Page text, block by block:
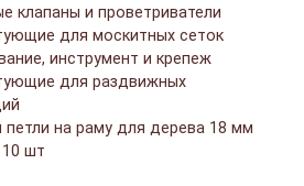
клапаны и проветриватели
для москитных сеток
инструмент и крепеж
для раздвижных
петли на раму для дерева 18 мм
10 шт